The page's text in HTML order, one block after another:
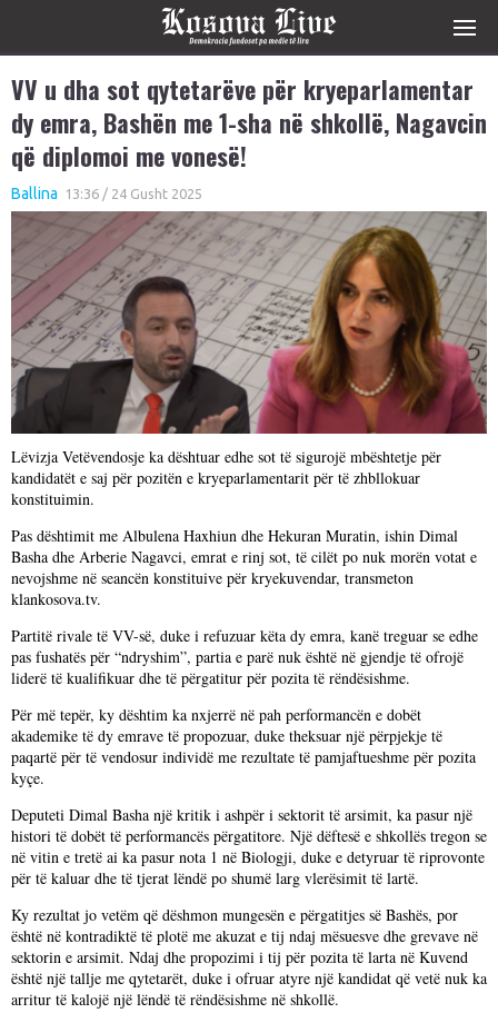
VV u dha sot qytetarëve për kryeparlamentar
dy emra, Bashën me 1-sha në shkollë, Nagavcin
që diplomoi me vonesë!
Ballina 13:36 / 24 Gusht 2025
Lëvizja Vetëvendosje ka dështuar edhe sot të sigurojë mbështetje për
kandidatët e saj për pozitën e kryeparlamentarit për të zhbllokuar
konstituimin.
Pas dështimit me Albulena Haxhiun dhe Hekuran Muratin, ishin Dimal
Basha dhe Arberie Nagavci, emrat e rinj sot, të cilët po nuk morën votat e
nevojshme në seancën konstituive për kryekuvendar, transmeton
klankosova.tv.
Partitë rivale të VV-së, duke i refuzuar këta dy emra, kanë treguar se edhe
pas fushatës për “ndryshim”, partia e parë nuk është në gjendje të ofrojë
liderë të kualifikuar dhe të përgatitur për pozita të rëndësishme.
Për më tepër, ky dështim ka nxjerrë në pah performancën e dobët
akademike të dy emrave të propozuar, duke theksuar një përpjekje të
paqartë për të vendosur individë me rezultate të pamjaftueshme për pozita
kyçe.
Deputeti Dimal Basha një kritik i ashpër i sektorit të arsimit, ka pasur një
histori të dobët të performancës përgatitore. Një dëftesë e shkollës tregon se
në vitin e tretë ai ka pasur nota 1 në Biologji, duke e detyruar të riprovonte
për të kaluar dhe të tjerat lëndë po shumë larg vlerësimit të lartë.
Ky rezultat jo vetëm që dëshmon mungesën e përgatitjes së Bashës, por
është në kontradiktë të plotë me akuzat e tij ndaj mësuesve dhe grevave në
sektorin e arsimit. Ndaj dhe propozimi i tij për pozita të larta në Kuvend
është një tallje me qytetarët, duke i ofruar atyre një kandidat që vetë nuk ka
arritur të kalojë një lëndë të rëndësishme në shkollë.